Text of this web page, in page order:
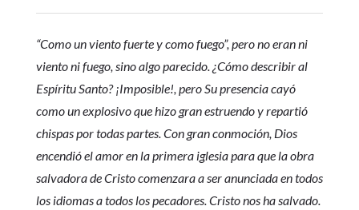
“Como un viento fuerte y como fuego”, pero no eran ni
viento ni fuego, sino algo parecido. ¿Cómo describir al
Espíritu Santo? ¡Imposible!, pero Su presencia cayó
como un explosivo que hizo gran estruendo y repartió
chispas por todas partes. Con gran conmoción, Dios
encendió el amor en la primera iglesia para que la obra
salvadora de Cristo comenzara a ser anunciada en todos
los idiomas a todos los pecadores. Cristo nos ha salvado.